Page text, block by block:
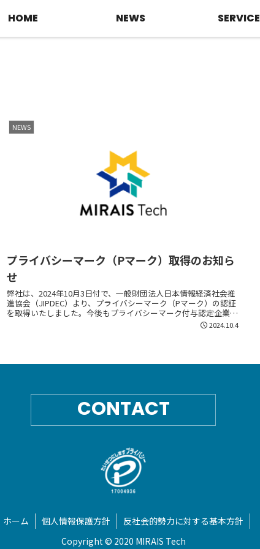
HOME NEWS SERVICE
NEWS
プライバシーマーク（Pマーク）取得のお知ら
せ
弊社は、2024年10月3日付で、一般財団法人日本情報経済社会推
進協会（JIPDEC）より、プライバシーマーク（Pマーク）の認証
を取得いたしました。今後もプライバシーマーク付与認定企業と
して、より一層の信頼をいただけるよう、個人情報の適切な...
2024.10.4
CONTACT
ホーム 個人情報保護方針
反社会的勢力に対する基本方針
Copyright © 2020 MIRAIS Tech